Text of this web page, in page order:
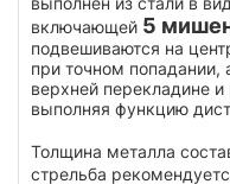
включающей 5
подвешиваются на
при точном попадании,
верхней перекладине
выполняя функцию
Толщина металла
стрельба